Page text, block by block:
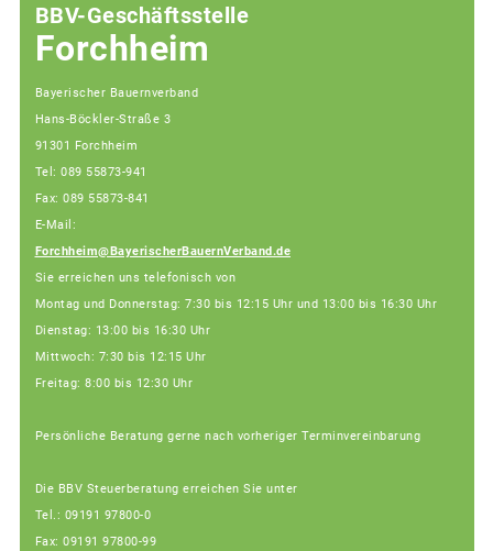
BBV-Geschäftsstelle
Forchheim
Bayerischer Bauernverband
Hans-Böckler-Straße 3
91301 Forchheim
Tel: 089 55873-941
Fax: 089 55873-841
E-Mail:
Forchheim@BayerischerBauernVerband.de
Sie erreichen uns telefonisch von
Montag und Donnerstag: 7:30 bis 12:15 Uhr und 13:00 bis 16:30 Uhr
Dienstag: 13:00 bis 16:30 Uhr
Mittwoch: 7:30 bis 12:15 Uhr
Freitag: 8:00 bis 12:30 Uhr
Persönliche Beratung gerne nach vorheriger Terminvereinbarung
Die BBV Steuerberatung erreichen Sie unter
Tel.: 09191 97800-0
Fax: 09191 97800-99